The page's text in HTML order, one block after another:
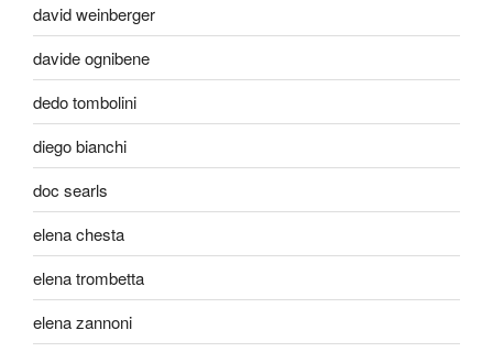
david weinberger
davide ognibene
dedo tombolini
diego bianchi
doc searls
elena chesta
elena trombetta
elena zannoni